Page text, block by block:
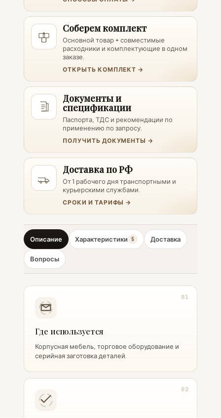
Соберем комплект
Основной товар + совместимые
расходники и комплектующие в одном
заказе.
ОТКРЫТЬ КОМПЛЕКТ →
Документы и
спецификации
Паспорта, ТДС и рекомендации по
применению по запросу.
ПОЛУЧИТЬ ДОКУМЕНТЫ →
Доставка по РФ
От 1 рабочего дня транспортными и
курьерскими службами.
СРОКИ И ТАРИФЫ →
Описание Характеристики 5 Доставка
Вопросы
01
Где используется
Корпусная мебель, торговое оборудование и
серийная заготовка деталей.
02